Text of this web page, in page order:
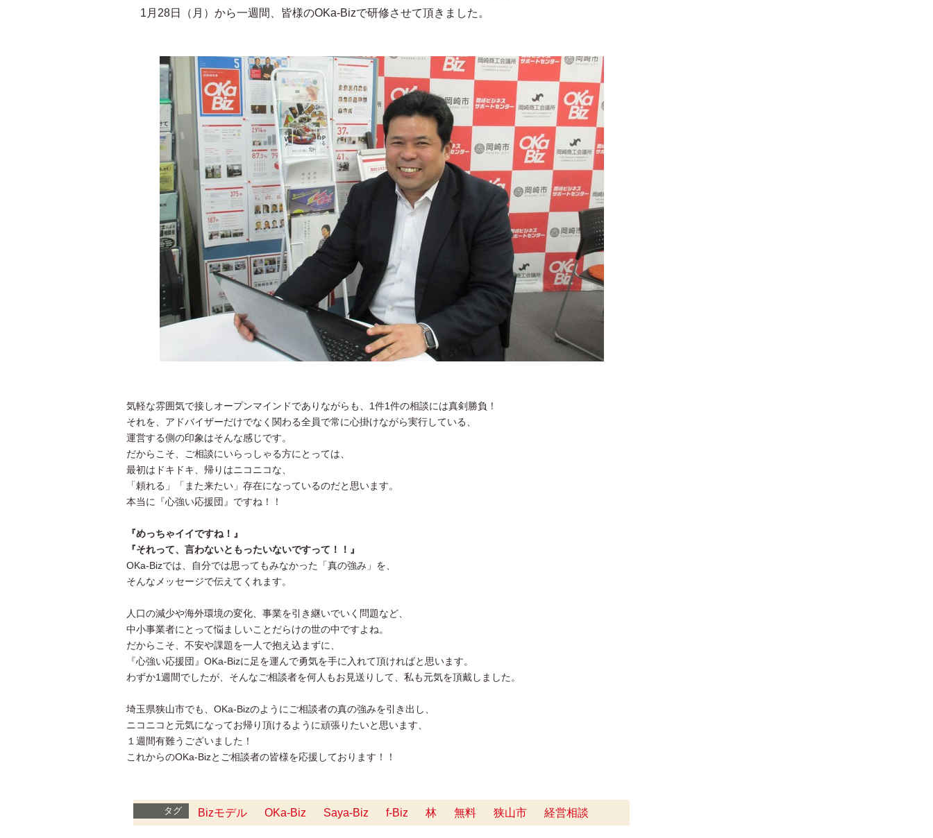
1月28日（月）から一週間、皆様のOKa-Bizで研修させて頂きました。
気軽な雰囲気で接しオープンマインドでありながらも、1件1件の相談には真剣勝負！
それを、アドバイザーだけでなく関わる全員で常に心掛けながら実行している、
運営する側の印象はそんな感じです。
だからこそ、ご相談にいらっしゃる方にとっては、
最初はドキドキ、帰りはニコニコな、
「頼れる」「また来たい」存在になっているのだと思います。
本当に『心強い応援団』ですね！！
『めっちゃイイですね！』
『それって、言わないともったいないですって！！』
OKa-Bizでは、自分では思ってもみなかった「真の強み」を、
そんなメッセージで伝えてくれます。
人口の減少や海外環境の変化、事業を引き継いでいく問題など、
中小事業者にとって悩ましいことだらけの世の中ですよね。
だからこそ、不安や課題を一人で抱え込まずに、
『心強い応援団』OKa-Bizに足を運んで勇気を手に入れて頂ければと思います。
わずか1週間でしたが、そんなご相談者を何人もお見送りして、私も元気を頂戴しました。
埼玉県狭山市でも、OKa-Bizのようにご相談者の真の強みを引き出し、
ニコニコと元気になってお帰り頂けるように頑張りたいと思います、
１週間有難うございました！
これからのOKa-Bizとご相談者の皆様を応援しております！！
タグ Bizモデル OKa-Biz Saya-Biz f-Biz 林 無料 狭山市 経営相談